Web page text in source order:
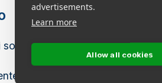
advertisements.
Learn more
Allow all cookies
di unità di self
per espandere la vostra